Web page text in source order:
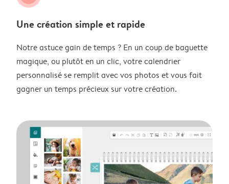
Une création simple et rapide
Notre astuce gain de temps ? En un coup de baguette
magique, ou plutôt en un clic, votre calendrier
personnalisé se remplit avec vos photos et vous fait
gagner un temps précieux sur votre création.